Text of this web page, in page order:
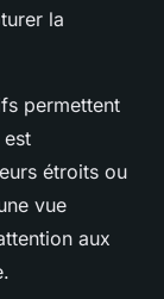
la
permettent
étroits ou
vue
aux